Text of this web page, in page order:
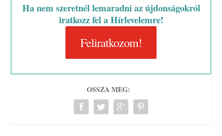
Ha nem szeretnél lemaradni az újdonságokról
iratkozz fel a Hírlevelemre!
Feliratkozom!
OSSZA MEG: